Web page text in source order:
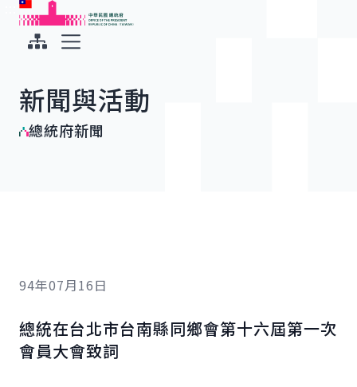
跳到主要內容
中華民國總統府
新聞與活動
總統府新聞
94年07月16日
總統在台北市台南縣同鄉會第十六屆第一次
會員大會致詞